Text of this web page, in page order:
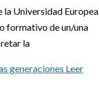
la Universidad Europea
formativo de un/una
la
generaciones Leer